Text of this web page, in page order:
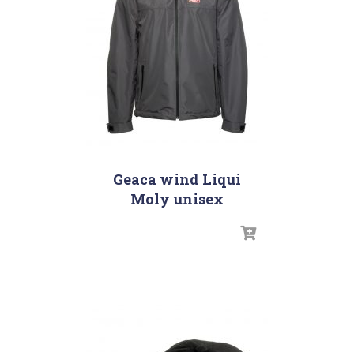
Geaca wind Liqui
Moly unisex